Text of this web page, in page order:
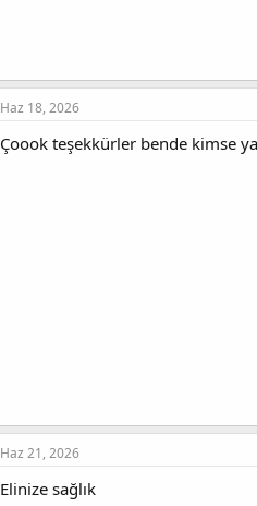
Haz 18, 2026
Çoook teşekkürler bende kimse
Haz 21, 2026
Elinize sağlık